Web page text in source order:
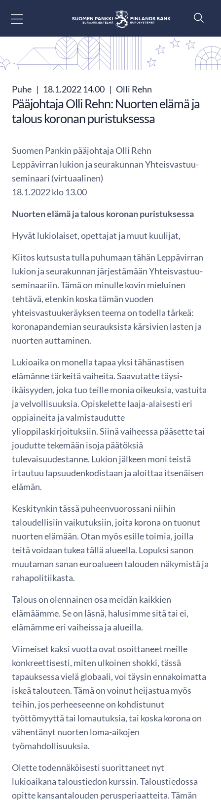
Puhe | 18.1.2022 14.00 | Olli Rehn
Pääjohtaja Olli Rehn: Nuorten elämä ja
talous koronan puristuksessa
Suomen Pankin pääjohtaja Olli Rehn
Leppävirran lukion ja seurakunnan Yhteisvastuu-
seminaari (virtuaalinen)
18.1.2022 klo 13.00
Nuorten elämä ja talous koronan puristuksessa
Hyvät lukiolaiset, opettajat ja muut kuulijat,
Kiitos kutsusta tulla puhumaan tähän Leppävirran
lukion ja seurakunnan järjestämään Yhteisvastuu-
seminaariin. Tämä on minulle kovin mieluinen
tehtävä, etenkin koska tämän vuoden
yhteisvastuukeräyksen teema on todella tärkeä:
koronapandemian seurauksista kärsivien lasten ja
nuorten auttaminen.
Lukioaika on monella tapaa yksi tähänastisen
elämänne tärkeitä vaiheita. Saavutatte täysi-
ikäisyyden, joka tuo teille monia oikeuksia, vastuita
ja velvollisuuksia. Opiskelette laaja-alaisesti eri
oppiaineita ja valmistaudutte
ylioppilaskirjoituksiin. Siinä vaiheessa pääsette tai
joudutte tekemään isoja päätöksiä
tulevaisuudestanne. Lukion jälkeen moni teistä
irtautuu lapsuudenkodistaan ja aloittaa itsenäisen
elämän.
Keskitynkin tässä puheenvuorossani niihin
taloudellisiin vaikutuksiin, joita korona on tuonut
nuorten elämään. Otan myös esille toimia, joilla
teitä voidaan tukea tällä alueella. Lopuksi sanon
muutaman sanan euroalueen talouden näkymistä ja
rahapolitiikasta.
Talous on olennainen osa meidän kaikkien
elämäämme. Se on läsnä, halusimme sitä tai ei,
elämämme eri vaiheissa ja alueilla.
Viimeiset kaksi vuotta ovat osoittaneet meille
konkreettisesti, miten ulkoinen shokki, tässä
tapauksessa vielä globaali, voi täysin ennakoimatta
iskeä talouteen. Tämä on voinut heijastua myös
teihin, jos perheeseenne on kohdistunut
työttömyyttä tai lomautuksia, tai koska korona on
vähentänyt nuorten loma-aikojen
työmahdollisuuksia.
Olette todennäköisesti suorittaneet nyt
lukioaikana taloustiedon kurssin. Taloustiedossa
opitte kansantalouden perusperiaatteita. Tämän